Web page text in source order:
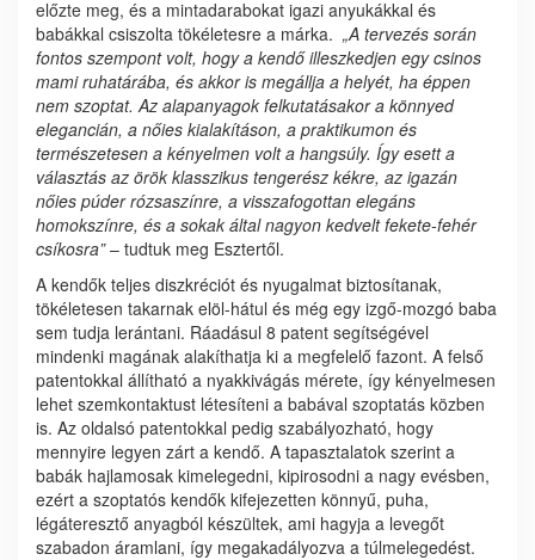
előzte meg, és a mintadarabokat igazi anyukákkal és
babákkal csiszolta tökéletesre a márka. „A tervezés során
fontos szempont volt, hogy a kendőilleszkedjen egy csinos
mami ruhatárába, és akkor is megállja a helyét, ha éppen
nem szoptat. Az alapanyagok felkutatásakor a könnyed
elegancián, a nőies kialakításon, a praktikumon és
természetesen a kényelmen volt a hangsúly. Így esett a
választás az örök klasszikus tengerész kékre, az igazán
nőies púder rózsaszínre, a visszafogottan elegáns
homokszínre, és a sokak által nagyon kedvelt fekete-fehér
csíkosra”– tudtuk meg Esztertől.
A kendők teljes diszkréciót és nyugalmat biztosítanak,
tökéletesen takarnak elöl-hátul és még egy izgő-mozgó baba
sem tudja lerántani. Ráadásul 8 patent segítségével
mindenki magának alakíthatja ki a megfelelő fazont. A felső
patentokkal állítható a nyakkivágás mérete, így kényelmesen
lehet szemkontaktust létesíteni a babával szoptatás közben
is. Az oldalsó patentokkal pedig szabályozható, hogy
mennyire legyen zárt a kendő. A tapasztalatok szerint a
babák hajlamosak kimelegedni, kipirosodni a nagy evésben,
ezért a szoptatós kendők kifejezetten könnyű, puha,
légáteresztő anyagból készültek, ami hagyja a levegőt
szabadon áramlani, így megakadályozva a túlmelegedést.